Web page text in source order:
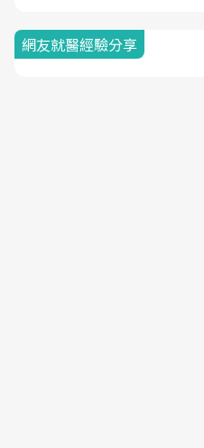
網友就醫經驗分享